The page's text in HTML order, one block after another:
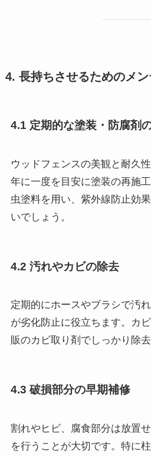
4. 長持ちさせるためのメ
4.1 定期的な塗装・防腐剤
ウッドフェンスの美観と耐久
年に一度を目安に塗装の再施
虫塗料を用い、紫外線防止効
いでしょう。
4.2 汚れやカビの除去
定期的にホースやブラシで汚
が劣化防止に役立ちます。カ
販のカビ取り剤でしっかり除去
4.3 破損部分の早期補修
割れやヒビ、腐食部分は放置
を行うことが大切です。特に